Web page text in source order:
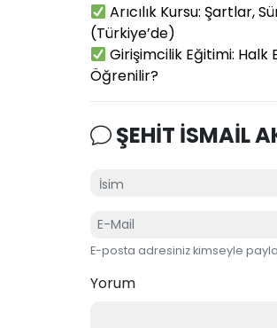
Arıcılık Kursu: Şartlar,
(Türkiye’de)
Girişimcilik Eğitimi: Halk
Öğrenilir?
ŞEHİT İSMAİL
E-posta adresiniz kimseyle
Yorum